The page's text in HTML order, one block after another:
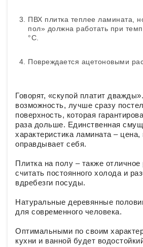
ПВХ плитка теплее ламината,
пол» должна работать при
°С.
Повреждается ацетоновыми
Говорят, «скупой платит
возможность, лучше сразу
поверхность, которая
раза дольше. Единственная
характеристика ламината –
оправдывает себя.
Плитка на полу – также
считать постоянного холода и
вдребезги посуды.
Натуральные деревянные
для современного человека.
Оптимальными по своим
кухни и ванной будет